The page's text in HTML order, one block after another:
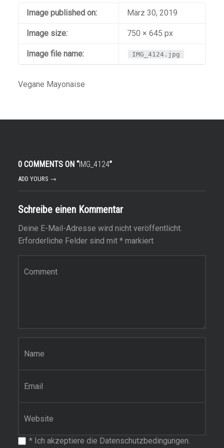
Image published on: März 30, 2019
Image size: 750 × 645 px
Image file name: IMG_4124.jpg
Vegane Mayonaise
0 COMMENTS ON “IMG_4124”
ADD YOURS →
Schreibe einen Kommentar
Deine E-Mail-Adresse wird nicht veröffentlicht.
Erforderliche Felder sind mit *markiert
*Ich akzeptiere die Datenschutzbedingungen.